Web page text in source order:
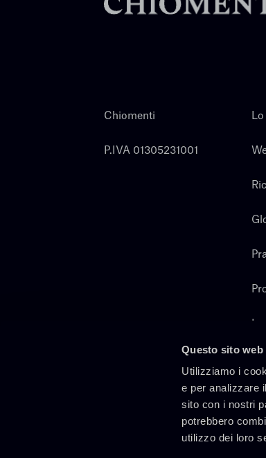
Questo sito
Utilizziamo i
e per analizzare
sito con i nostri
potrebbero
utilizzo dei loro
Chiomenti
P.IVA 01305231001